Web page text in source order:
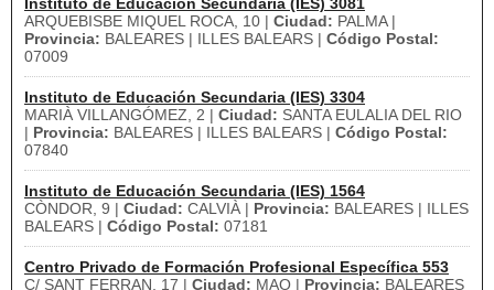
ARQUEBISBE MIQUEL ROCA, 10 | Ciudad: PALMA |
Provincia: BALEARES | ILLES BALEARS | Código Postal:
07009
Instituto de Educación Secundaria (IES) 3304
MARIÀ VILLANGÓMEZ, 2 | Ciudad: SANTA EULALIA DEL RIO
| Provincia: BALEARES | ILLES BALEARS | Código Postal:
07840
Instituto de Educación Secundaria (IES) 1564
CÒNDOR, 9 | Ciudad: CALVIÀ | Provincia: BALEARES | ILLES
BALEARS | Código Postal: 07181
Centro Privado de Formación Profesional Específica 553
C/ SANT FERRAN, 17 | Ciudad: MAO | Provincia: BALEARES